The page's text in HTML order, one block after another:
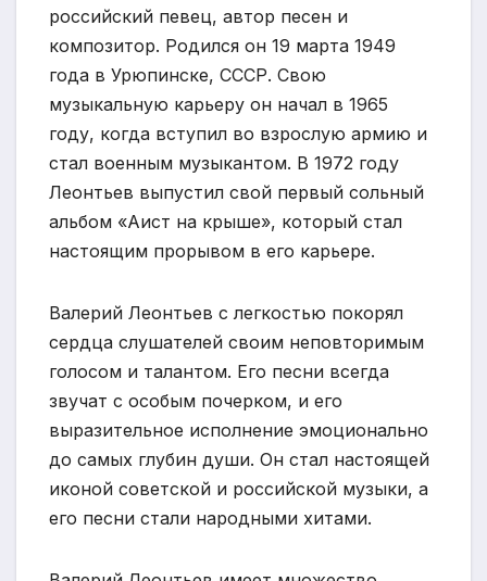
российский певец, автор песен и
композитор. Родился он 19 марта 1949
года в Урюпинске, СССР. Свою
музыкальную карьеру он начал в 1965
году, когда вступил во взрослую армию и
стал военным музыкантом. В 1972 году
Леонтьев выпустил свой первый сольный
альбом «Аист на крыше», который стал
настоящим прорывом в его карьере.
Валерий Леонтьев с легкостью покорял
сердца слушателей своим неповторимым
голосом и талантом. Его песни всегда
звучат с особым почерком, и его
выразительное исполнение эмоционально
до самых глубин души. Он стал настоящей
иконой советской и российской музыки, а
его песни стали народными хитами.